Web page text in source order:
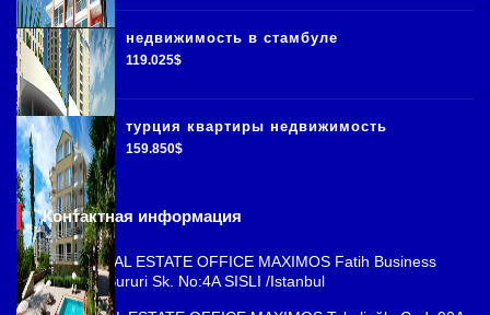
недвижимость в стамбуле
119.025$
турция квартиры недвижимость
159.850$
Контактная информация
ISTANBUL REAL ESTATE OFFICE MAXIMOS Fatih Business
Park, Cemal Sururi Sk. No:4A SISLI /Istanbul